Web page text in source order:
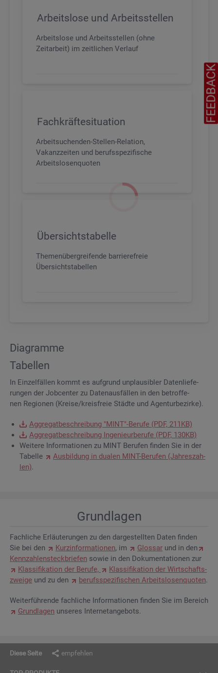
Arbeitslose und Arbeitsstellen
Arbeitslose und Arbeitsstellen (ohne
Zeitarbeit) im zeitlichen Verlauf
Fachkräftesituation
Arbeitsuchenden-Stellen-Relation,
Vakanzzeiten und berufsspezifische
Arbeitslosenquoten
Übersichtstabelle
Themenübergreifende barrierefreie
Übersichtstabellen
Dia­gram­me
Ta­bel­len
In Ein­zel­fäl­len kommt es auf­grund un­plau­si­bler Da­ten­lie­fe­
run­gen der Job­cen­ter zu Da­ten­aus­fäl­len in den be­trof­fe­
nen Re­gio­nen (Krei­se/kreis­freie Städ­te und Agen­tur­be­zir­ke).
Ag­gre­gat­be­schrei­bung "MINT"-Be­ru­fe (PDF, 211KB)
Ag­gre­gat­be­schrei­bung In­ge­nieur­be­ru­fe (PDF, 130KB)
Wei­te­re In­for­ma­tio­nen zu MINT Be­ru­fen fin­den Sie in der
Ta­bel­le
Aus­bil­dung in dua­len MINT-Be­ru­fen (Jah­res­zah­
len).
Grund­la­gen
Fach­li­che Er­läu­te­run­gen zu den dar­ge­stell­ten Daten fin­den
Sie bei den
Kurz­in­for­ma­tio­nen, im Glos­sar und in den
Kenn­zah­len­steck­brie­fen sowie in den Do­ku­men­ta­tio­nen zur
Klas­si­fi­ka­ti­on der Be­ru­fe,
Klas­si­fi­ka­ti­on der Wirt­schafts­
zwei­ge und zu den be­rufs­spe­zi­fi­schen Ar­beits­lo­sen­quo­ten.
Wei­ter­füh­ren­de fach­li­che In­for­ma­tio­nen fin­den Sie im Be­reich
Grund­la­gen un­se­res In­ter­net­an­ge­bots.
FEEDBACK
Diese Seite empfehlen